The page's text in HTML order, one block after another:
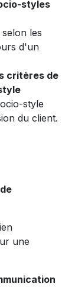
styles
les
d'un
critères de
style
du client.
une